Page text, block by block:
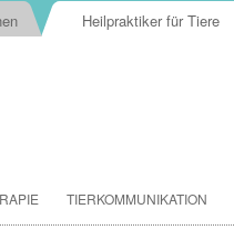
Heilpraktiker für Tiere
TIERKOMMUNIKATION